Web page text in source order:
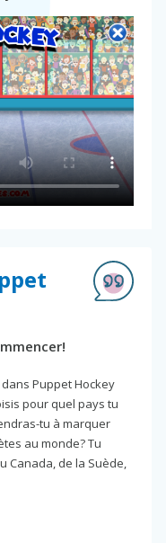
Puppet Hockey
pour quel pays tu
tu à marquer
au monde? Tu
Canada, de la Suède,